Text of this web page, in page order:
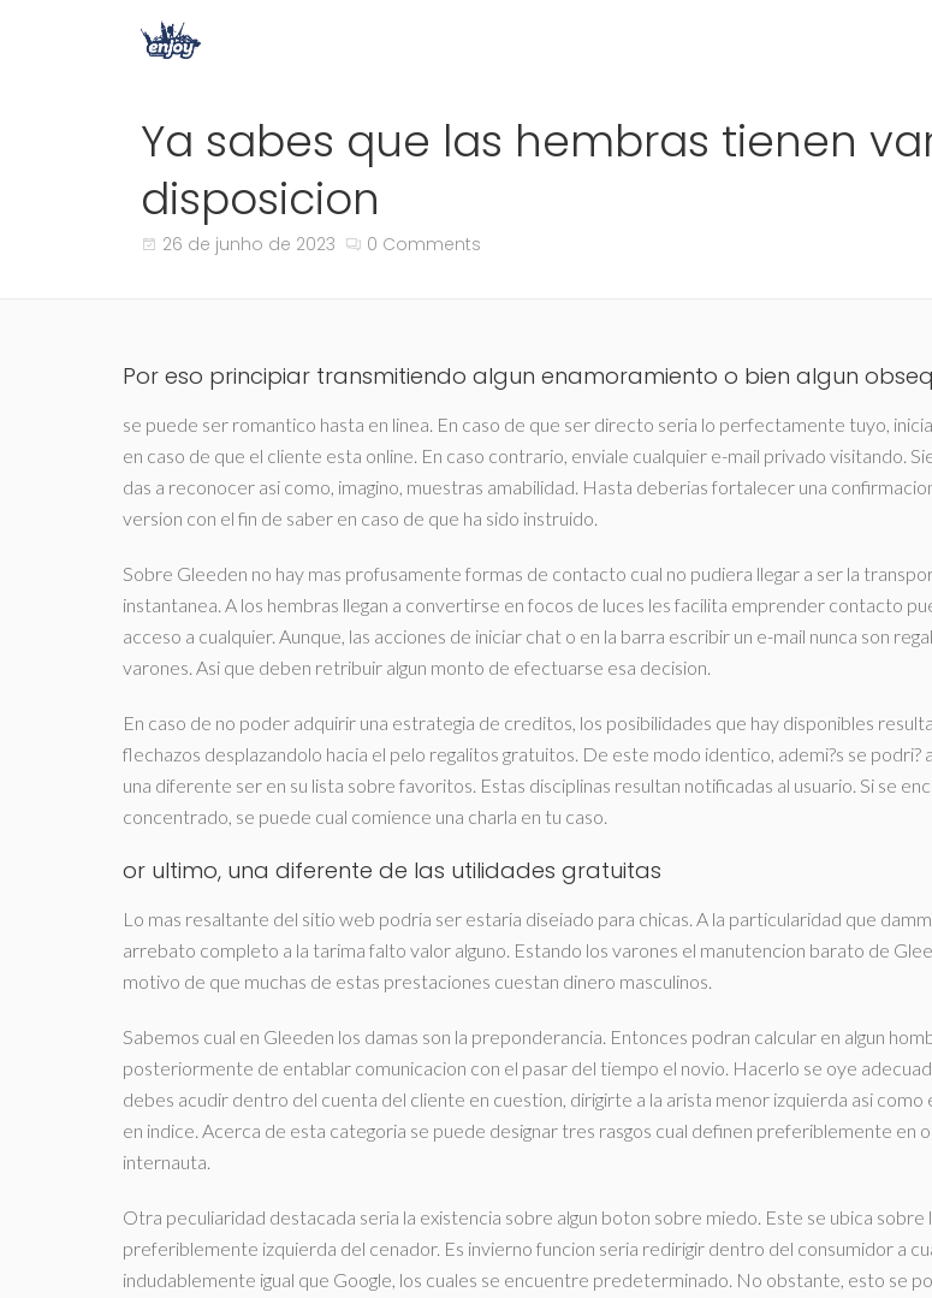
Ya sabes que las hembras tienen
disposicion
26 de junho de 2023 0 Comments
Por eso principiar transmitiendo algun enamoramiento o bien algun
se puede ser romantico hasta en li­nea. En caso de que ser directo seri­a lo perfectamente tuyo,
en caso de que el cliente esta online. En caso contrario, enviale cualquier e-mail privado visitando.
das a reconocer asi­ como, imagino, muestras amabilidad. Hasta deberias fortalecer una
version con el fin de saber en caso de que ha sido instruido.
Sobre Gleeden no hay mas profusamente formas de contacto cual no pudiera llegar a ser la
instantanea. A los hembras llegan a convertirse en focos de luces les facilita emprender contacto
acceso a cualquier. Aunque, las acciones de iniciar chat o en la barra escribir un e-mail nunca son
varones. Asi que deben retribuir algun monto de efectuarse esa decision.
En caso de no poder adquirir una estrategia de creditos, los posibilidades que hay disponibles
flechazos desplazandolo hacia el pelo regalitos gratuitos. De este modo identico, ademi?s se podri?
una diferente ser en su lista sobre favoritos. Estas disciplinas resultan notificadas al usuario. Si se
concentrado, se puede cual comience una charla en tu caso.
or ultimo, una diferente de las utilidades gratuitas
Lo mas resaltante del sitio web podri­a ser estaria diseiado para chicas. A la particularidad que
arrebato completo a la tarima falto valor alguno. Estando los varones el manutencion barato de
motivo de que muchas de estas prestaciones cuestan dinero masculinos.
Sabemos cual en Gleeden los damas son la preponderancia. Entonces podran calcular en algun
posteriormente de entablar comunicacion con el pasar del tiempo el novio. Hacerlo se oye
debes acudir dentro del cuenta del cliente en cuestion, dirigirte a la arista menor izquierda asi­ como
en indice. Acerca de esta categoria se puede designar tres rasgos cual definen preferiblemente en
internauta.
Otra peculiaridad destacada seri­a la existencia sobre algun boton sobre miedo. Este se ubica sobre
preferiblemente izquierda del cenador. Es invierno funcion seri­a redirigir dentro del consumidor a
indudablemente igual que Google, los cuales se encuentre predeterminado. No obstante, esto se